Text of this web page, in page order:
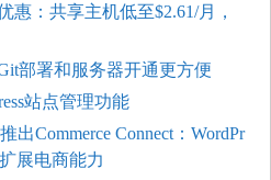
惠：共享主机低至$2.61/月，
部署和服务器开通更方便
站点管理功能
出Commerce Connect：WordPr
展电商能力